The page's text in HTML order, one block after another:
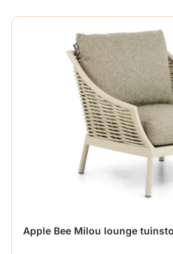
Apple Bee Milou lounge